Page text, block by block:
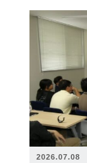
2026.07.08